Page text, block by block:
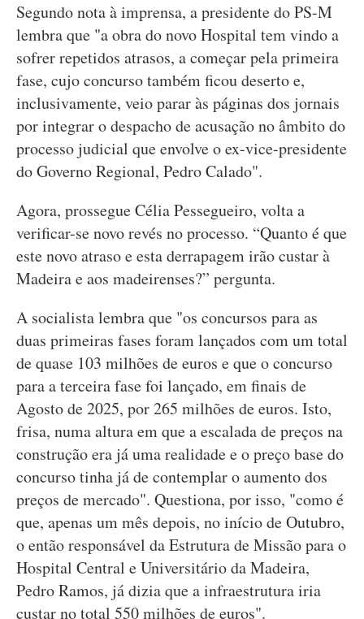
Segundo nota à imprensa, a presidente do PS-M
lembra que "a obra do novo Hospital tem vindo a
sofrer repetidos atrasos, a começar pela primeira
fase, cujo concurso também ficou deserto e,
inclusivamente, veio parar às páginas dos jornais
por integrar o despacho de acusação no âmbito do
processo judicial que envolve o ex-vice-presidente
do Governo Regional, Pedro Calado".
Agora, prossegue Célia Pessegueiro, volta a
verificar-se novo revés no processo. “Quanto é que
este novo atraso e esta derrapagem irão custar à
Madeira e aos madeirenses?” pergunta.
A socialista lembra que "os concursos para as
duas primeiras fases foram lançados com um total
de quase 103 milhões de euros e que o concurso
para a terceira fase foi lançado, em finais de
Agosto de 2025, por 265 milhões de euros. Isto,
frisa, numa altura em que a escalada de preços na
construção era já uma realidade e o preço base do
concurso tinha já de contemplar o aumento dos
preços de mercado". Questiona, por isso, "como é
que, apenas um mês depois, no início de Outubro,
o então responsável da Estrutura de Missão para o
Hospital Central e Universitário da Madeira,
Pedro Ramos, já dizia que a infraestrutura iria
custar no total 550 milhões de euros".